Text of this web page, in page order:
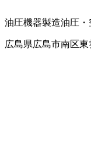
油圧機器製造油圧・
広島県広島市南区